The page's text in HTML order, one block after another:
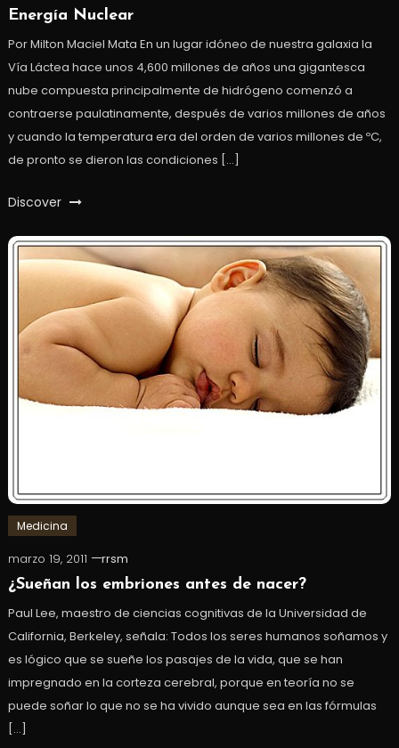
Energía Nuclear
Por Milton Maciel Mata En un lugar idóneo de nuestra galaxia la
Vía Láctea hace unos 4,600 millones de años una gigantesca
nube compuesta principalmente de hidrógeno comenzó a
contraerse paulatinamente, después de varios millones de años
y cuando la temperatura era del orden de varios millones de ºC,
de pronto se dieron las condiciones […]
Discover
Medicina
marzo 19, 2011
rrsm
¿Sueñan los embriones antes de nacer?
Paul Lee, maestro de ciencias cognitivas de la Universidad de
California, Berkeley, señala: Todos los seres humanos soñamos y
es lógico que se sueñe los pasajes de la vida, que se han
impregnado en la corteza cerebral, porque en teoría no se
puede soñar lo que no se ha vivido aunque sea en las fórmulas
[…]